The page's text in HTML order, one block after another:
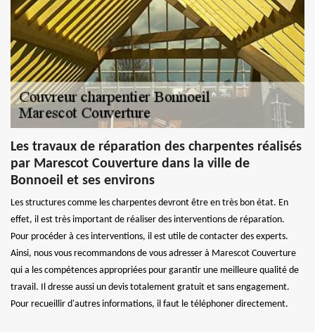
Les travaux de réparation des charpentes réalisés
par Marescot Couverture dans la ville de
Bonnoeil et ses environs
Les structures comme les charpentes devront être en très bon état. En
effet, il est très important de réaliser des interventions de réparation.
Pour procéder à ces interventions, il est utile de contacter des experts.
Ainsi, nous vous recommandons de vous adresser à Marescot Couverture
qui a les compétences appropriées pour garantir une meilleure qualité de
travail. Il dresse aussi un devis totalement gratuit et sans engagement.
Pour recueillir d'autres informations, il faut le téléphoner directement.